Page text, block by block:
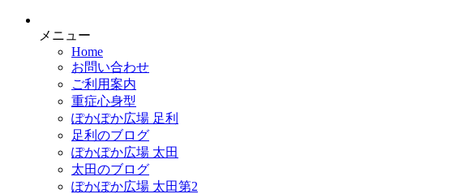
メニュー
Home
お問い合わせ
ご利用案内
重症心身型
ぽかぽか広場 足利
足利のブログ
ぽかぽか広場 太田
太田のブログ
ぽかぽか広場 太田第2